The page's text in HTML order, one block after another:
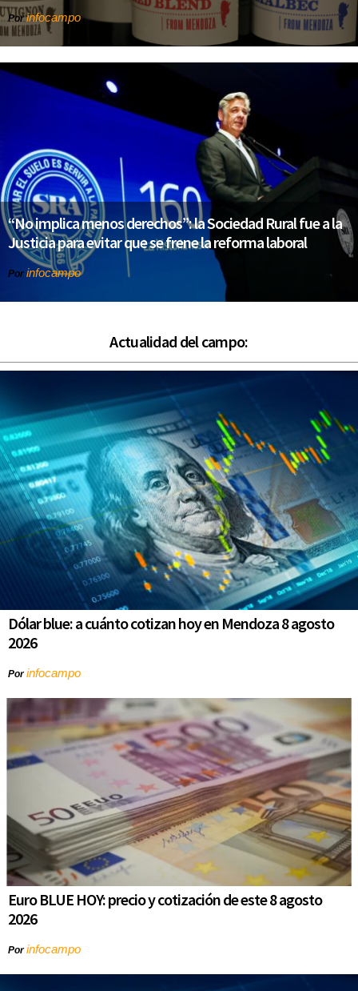
Porinfocampo
“No implica menos derechos”: la Sociedad Rural fue a la
Justicia para evitar que se frene la reforma laboral
Por infocampo
Actualidad del campo:
Dólar blue: a cuánto cotizan hoy en Mendoza 8 agosto
2026
Porinfocampo
Euro BLUE HOY: precio y cotización de este 8 agosto
2026
Porinfocampo